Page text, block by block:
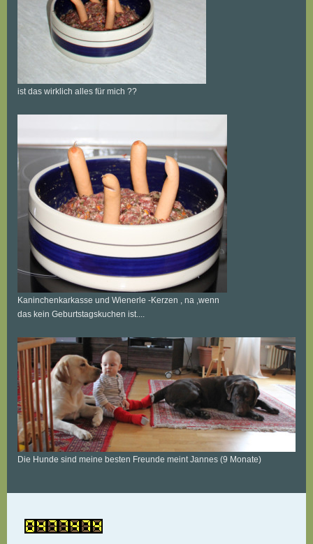
ist das wirklich alles für mich ??
Kaninchenkarkasse und Wienerle -Kerzen , na ,wenn
das kein Geburtstagskuchen ist....
Die Hunde sind meine besten Freunde meint Jannes (9 Monate)